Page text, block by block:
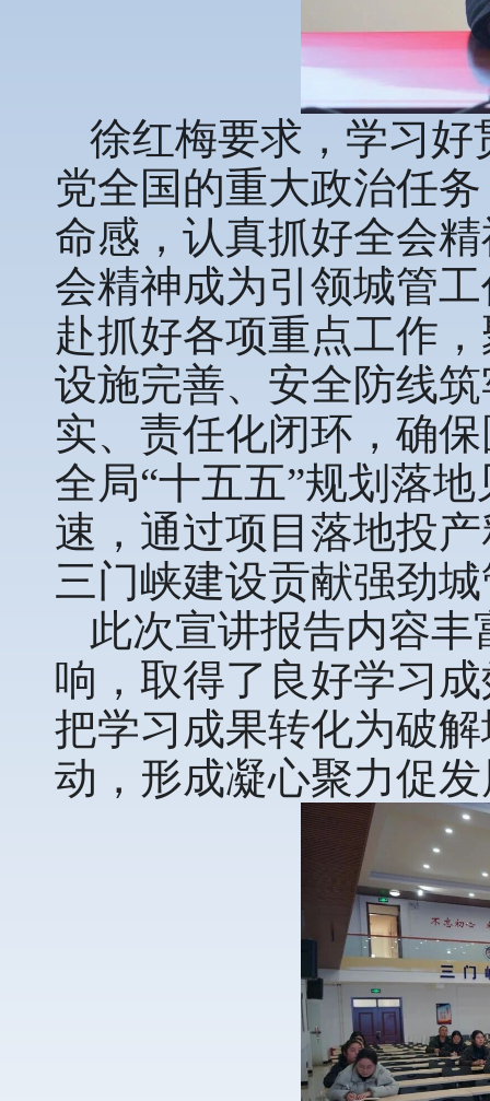
徐红梅要求，学习
党全国的重大政治任
命感，认真抓好全会
会精神成为引领城管
赴抓好各项重点工作
设施完善、安全防线
实、责任化闭环，确
全局“十五五”规划落
速，通过项目落地投
三门峡建设贡献强劲
此次宣讲报告内容
响，取得了良好学习
把学习成果转化为破
动，形成凝心聚力促